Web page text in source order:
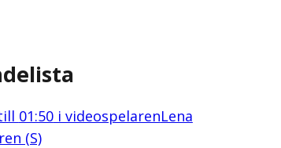
01:50i videospelarenLena
(S)